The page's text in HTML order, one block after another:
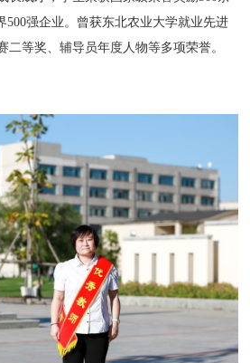
500强企业。曾获东北农业大学就业先进
二等奖、辅导员年度人物等多项荣誉。